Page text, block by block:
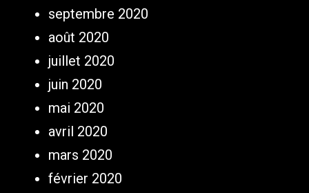
septembre 2020
août 2020
juillet 2020
juin 2020
mai 2020
avril 2020
mars 2020
février 2020